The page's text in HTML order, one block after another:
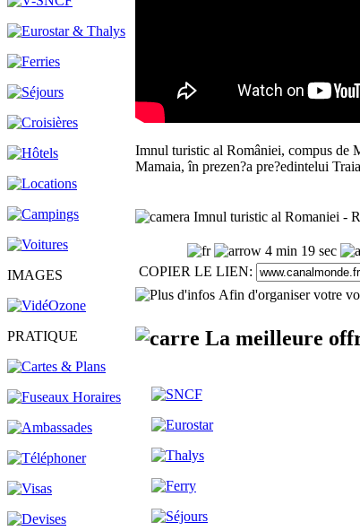
IMAGES
PRATIQUE
Imnul turistic al României, compus de
Mamaia, în prezen?a pre?edintelui
Imnul turistic al Romaniei -
4 min 19 sec
COPIER LE LIEN:
Afin d'organiser votre
La meilleure